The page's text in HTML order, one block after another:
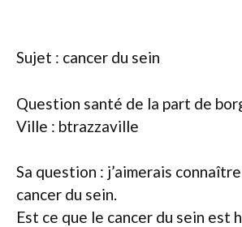
Sujet : cancer du sein
Question santé de la part de
Ville : btrazzaville
Sa question : j’aimerais
cancer du sein.
Est ce que le cancer du sein est